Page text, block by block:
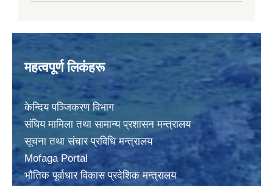
महत्वपूर्ण लिकंहरू
केन्दिय पञ्जिकरण विभाग
संघिय मामिला तथा सामान्य प्रशासन मन्त्रालय
सूचना तथा संचार प्रविधि मन्त्रालय
Mofaga Portal
भाैतिक पूर्वाधार विकास प्रदेशिक मन्त्रालय